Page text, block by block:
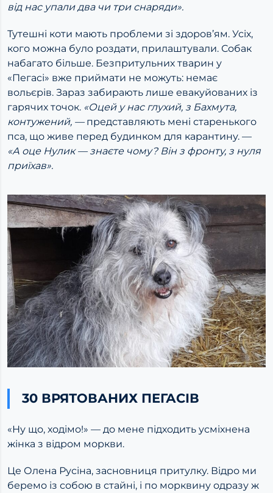
від нас упали два чи три снаряди».
Тутешні коти мають проблеми зі здоров’ям. Усіх,
кого можна було роздати, прилаштували. Собак
набагато більше. Безпритульних тварин у
«Пегасі» вже приймати не можуть: немає
вольєрів. Зараз забирають лише евакуйованих із
гарячих точок. «Оцей у нас глухий, з Бахмута,
контужений, — представляють мені старенького
пса, що живе перед будинком для карантину. —
«А оце Нулик — знаєте чому? Він з фронту, з нуля
приїхав».
30 ВРЯТОВАНИХ ПЕГАСІВ
«Ну що, ходімо!» — до мене підходить усміхнена
жінка з відром моркви.
Це Олена Русіна, засновниця притулку. Відро ми
беремо із собою в стайні, і по морквину одразу ж